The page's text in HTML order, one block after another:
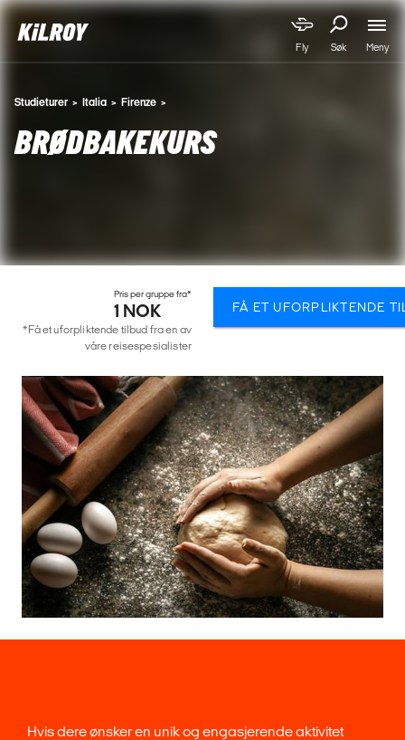
Fly Søk Meny
Studieturer Italia Firenze
BRØDBAKEKURS
Hvis dere ønsker en unik og engasjerende aktivitet
Pris per gruppe fra*
1 NOK
*Få et uforpliktende tilbud fra en av
våre reisespesialister
FÅ ET UFORPLIKTENDE